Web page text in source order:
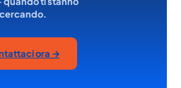
cercando.
ora →